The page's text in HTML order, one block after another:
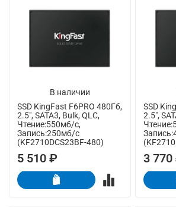
В наличии
SSD KingFast F6PRO 480Гб,
2.5", SATA3, Bulk, QLC,
Чтение:550мб/с,
Запись:250мб/с
(KF2710DCS23BF-480)
5 510 ₽
SSD
2.5",
3 770